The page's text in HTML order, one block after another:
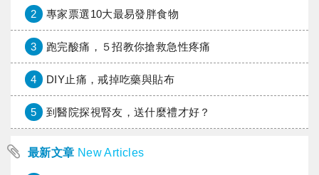
2 專家票選10大最易發胖食物
3 跑完酸痛，５招教你搶救急性疼痛
4 DIY止痛，戒掉吃藥與貼布
5 到醫院探視腎友，送什麼禮才好？
最新文章 New Articles